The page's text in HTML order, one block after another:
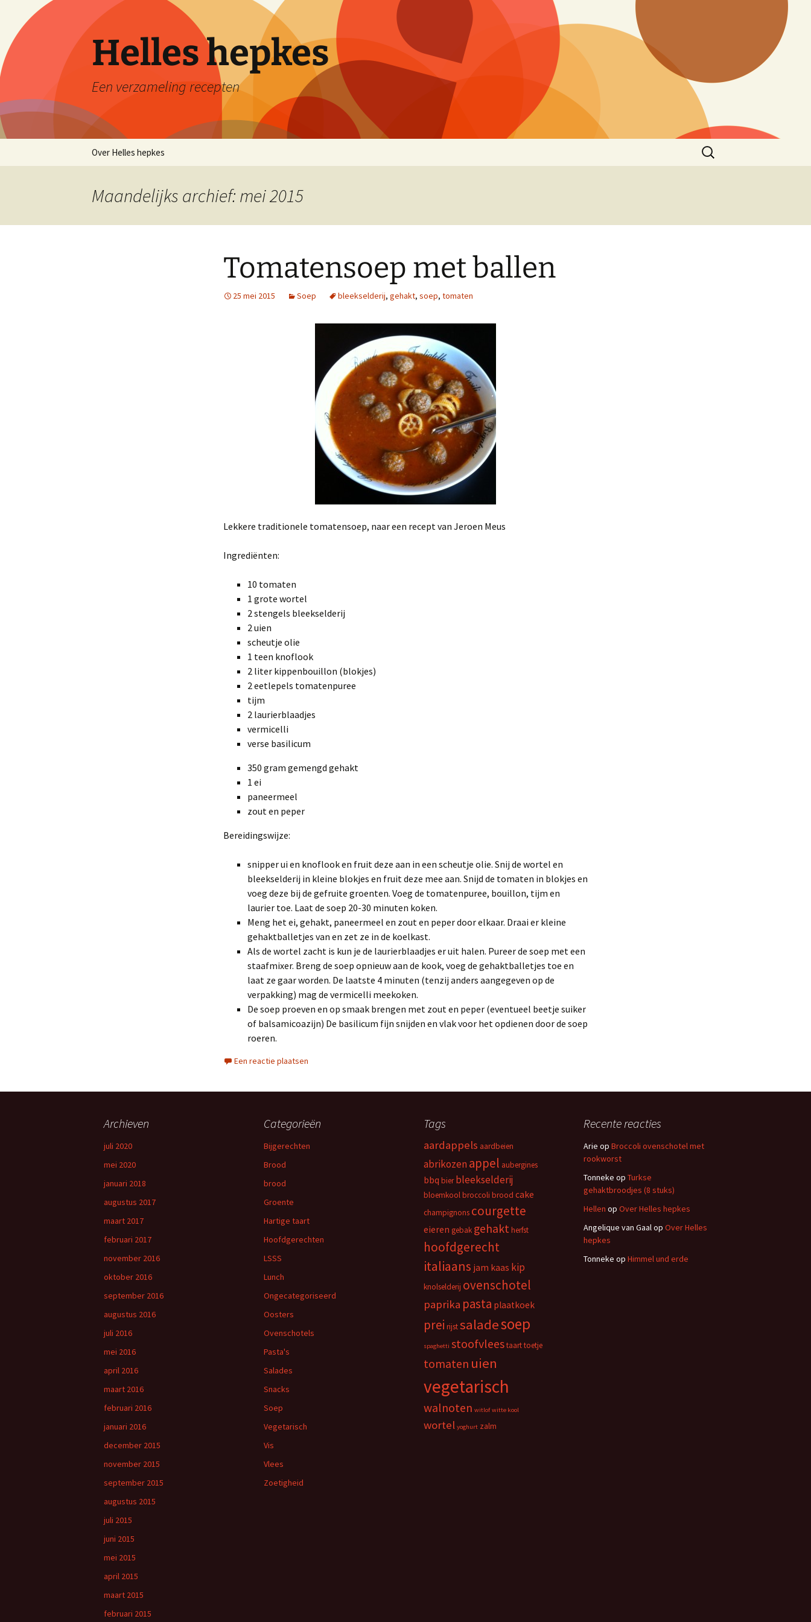
inhoud
Helles hepkes
Een verzameling recepten
Over Helles hepkes
Zoeken
naar:
Maandelijks archief: mei 2015
Tomatensoep met ballen
25 mei 2015 Soep bleekselderij, gehakt, soep, tomaten
Lekkere traditionele tomatensoep, naar een recept van Jeroen Meus
Ingrediënten:
10 tomaten
1 grote wortel
2 stengels bleekselderij
2 uien
scheutje olie
1 teen knoflook
2 liter kippenbouillon (blokjes)
2 eetlepels tomatenpuree
tijm
2 laurierblaadjes
vermicelli
verse basilicum
350 gram gemengd gehakt
1 ei
paneermeel
zout en peper
Bereidingswijze:
snipper ui en knoflook en fruit deze aan in een scheutje olie. Snij de wortel en
bleekselderij in kleine blokjes en fruit deze mee aan. Snijd de tomaten in blokjes en
voeg deze bij de gefruite groenten. Voeg de tomatenpuree, bouillon, tijm en
laurier toe. Laat de soep 20-30 minuten koken.
Meng het ei, gehakt, paneermeel en zout en peper door elkaar. Draai er kleine
gehaktballetjes van en zet ze in de koelkast.
Als de wortel zacht is kun je de laurierblaadjes er uit halen. Pureer de soep met een
staafmixer. Breng de soep opnieuw aan de kook, voeg de gehaktballetjes toe en
laat ze gaar worden. De laatste 4 minuten (tenzij anders aangegeven op de
verpakking) mag de vermicelli meekoken.
De soep proeven en op smaak brengen met zout en peper (eventueel beetje suiker
of balsamicoazijn) De basilicum fijn snijden en vlak voor het opdienen door de soep
roeren.
Een reactie plaatsen
Archieven
juli 2020
mei 2020
januari 2018
augustus 2017
maart 2017
februari 2017
november 2016
oktober 2016
september 2016
augustus 2016
juli 2016
mei 2016
april 2016
maart 2016
februari 2016
januari 2016
december 2015
november 2015
september 2015
augustus 2015
juli 2015
juni 2015
mei 2015
april 2015
maart 2015
februari 2015
Categorieën
Bijgerechten
Brood
brood
Groente
Hartige taart
Hoofdgerechten
LSSS
Lunch
Ongecategoriseerd
Oosters
Ovenschotels
Pasta's
Salades
Snacks
Soep
Vegetarisch
Vis
Vlees
Zoetigheid
Tags
aardappels aardbeien
abrikozenappel aubergines
bbq bier bleekselderij
bloemkoolbroccoli brood cake
champignons courgette
eieren gebak gehaktherfst
hoofdgerecht
italiaans jam kaas kip
knolselderij ovenschotel
paprika pasta plaatkoek
prei rijstsaladesoep
spaghetti stoofvleestaarttoetje
tomaten uien
vegetarisch
walnoten witlof witte kool
wortel yoghurt zalm
Recente reacties
Arie op Broccoli ovenschotel met
rookworst
Tonneke op Turkse
gehaktbroodjes (8 stuks)
Hellen op Over Helles hepkes
Angelique van Gaalop Over Helles
hepkes
Tonneke op Himmel und erde